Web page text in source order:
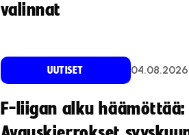
valinnat
UUTISET 04.08.2026
F-liigan alku häämöttää: